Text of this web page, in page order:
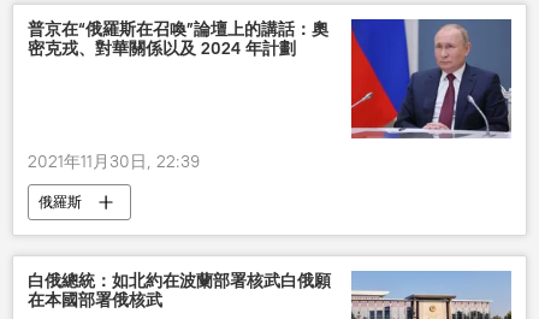
普京在“俄羅斯在召喚”論壇上的講話：奧
密克戎、對華關係以及 2024 年計劃
2021年11月30日, 22:39
俄羅斯
白俄總統：如北約在波蘭部署核武白俄願
在本國部署俄核武